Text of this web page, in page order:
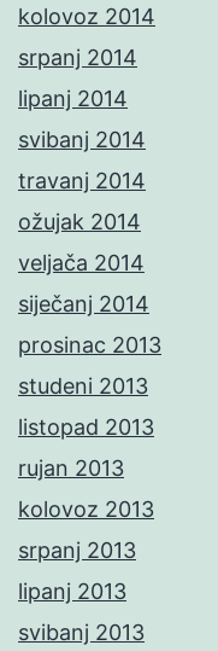
kolovoz 2014
srpanj 2014
lipanj 2014
svibanj 2014
travanj 2014
ožujak 2014
veljača 2014
siječanj 2014
prosinac 2013
studeni 2013
listopad 2013
rujan 2013
kolovoz 2013
srpanj 2013
lipanj 2013
svibanj 2013